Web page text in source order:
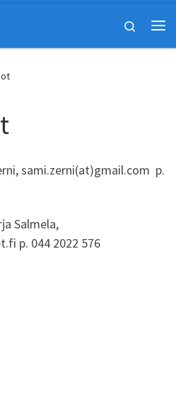
Search
sami.zerni(at)gmail.com p.
Salmela,
p. 044 2022 576